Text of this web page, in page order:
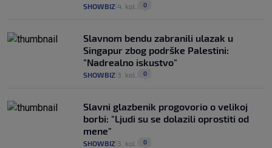
SHOWBIZ 4. kol. 0
Slavnom bendu zabranili ulazak u
Singapur zbog podrške Palestini:
"Nadrealno iskustvo"
SHOWBIZ 3. kol. 0
Slavni glazbenik progovorio o velikoj
borbi: "Ljudi su se dolazili oprostiti od
mene"
SHOWBIZ 3. kol. 0